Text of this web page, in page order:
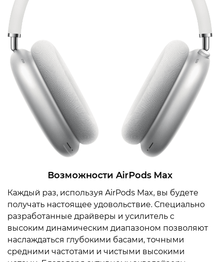
Возможности AirPods Max
Каждый раз, используя AirPods Max, вы будете
получать настоящее удовольствие. Специально
разработанные драйверы и усилитель с
высоким динамическим диапазоном позволяют
наслаждаться глубокими басами, точными
средними частотами и чистыми высокими